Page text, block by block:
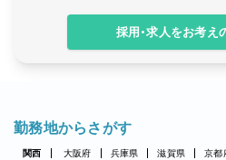
採用・求人をお考え
勤務地からさがす
関西 大阪府 兵庫県 滋賀県 京都